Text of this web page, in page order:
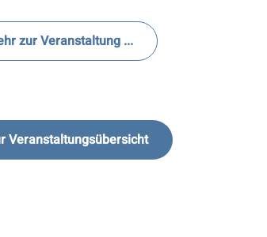
zur Veranstaltung ...
Veranstaltungsübersicht